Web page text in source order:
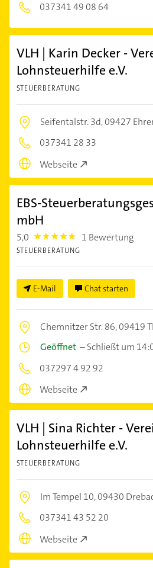
037341 49 08 64
VLH | Karin Decker -
Lohnsteuerhilfe e.V.
STEUERBERATUNG
Seifentalstr. 3d,09427
037341 28 33
Webseite
EBS-
mbH
5,0 5.0 1 Bewertung
STEUERBERATUNG
E-Mail Chat starten
Chemnitzer Str. 86,09419
Geöffnet –Schließt um
037297 4 92 92
Webseite
VLH | Sina Richter -
Lohnsteuerhilfe e.V.
STEUERBERATUNG
Im Tempel 10,09430
037341 43 52 20
Webseite